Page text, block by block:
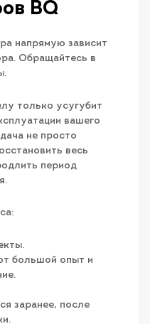
BQ
напрямую зависит
Обращайтесь в
только усугубит
вашего
не просто
весь
период
большой опыт и
заранее, после